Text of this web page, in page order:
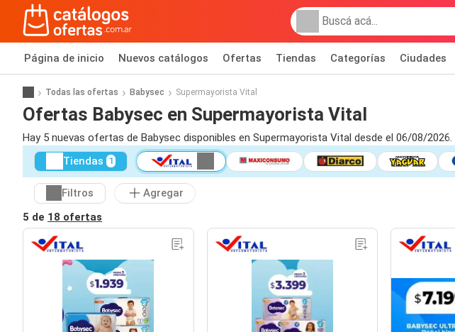
Página de inicio Nuevos catálogos Ofertas Tiendas Categorías Ciudades
Todas las ofertas Babysec Supermayorista Vital
Ofertas Babysec en Supermayorista Vital
Hay 5 nuevas ofertas de Babysec disponibles en Supermayorista Vital desde el 06/08/2026.
Tiendas 1
Filtros
Agregar
5 de 18 ofertas